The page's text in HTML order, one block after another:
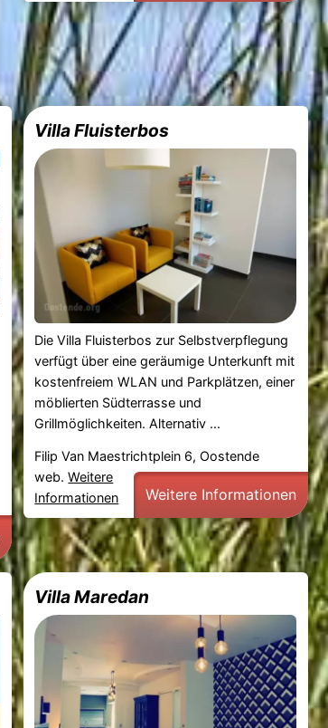
Villa Fluisterbos
Die Villa Fluisterbos zur Selbstverpflegung
verfügt über eine geräumige Unterkunft mit
kostenfreiem WLAN und Parkplätzen, einer
möblierten Südterrasse und
Grillmöglichkeiten. Alternativ ...
Filip Van Maestrichtplein 6, Oostende
web.Weitere
Informationen
Weitere Informationen
Villa Maredan